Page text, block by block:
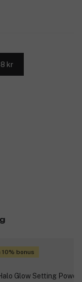
kr
10% bonus